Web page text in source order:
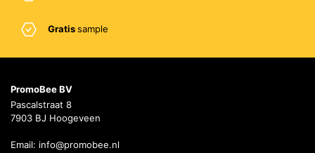
Gratissample
PromoBee BV
Pascalstraat 8
7903 BJ Hoogeveen
Email: info@promobee.nl